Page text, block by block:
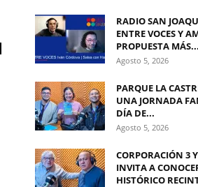
RADIO SAN
ENTRE VOCES Y
PROPUESTA MÁS...
Agosto 5, 2026
PARQUE LA
UNA JORNADA
DÍA DE...
Agosto 5, 2026
CORPORACIÓN 3
INVITA A
HISTÓRICO